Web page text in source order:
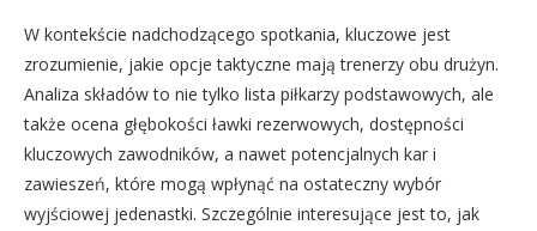
W kontekście nadchodzącego spotkania, kluczowe jest
zrozumienie, jakie opcje taktyczne mają trenerzy obu drużyn.
Analiza składów to nie tylko lista piłkarzy podstawowych, ale
także ocena głębokości ławki rezerwowych, dostępności
kluczowych zawodników, a nawet potencjalnych kar i
zawieszeń, które mogą wpłynąć na ostateczny wybór
wyjściowej jedenastki. Szczególnie interesujące jest to, jak